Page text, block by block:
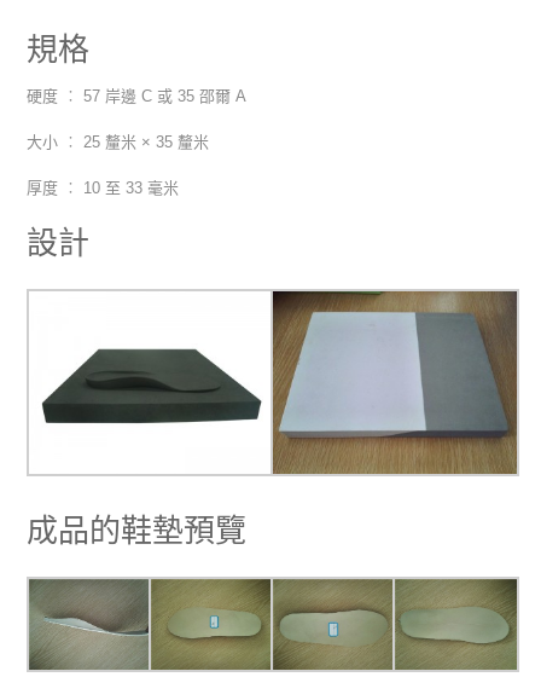
規格
硬度 ︰ 57 岸邊 C 或 35 邵爾 A
大小 ︰ 25 釐米 × 35 釐米
厚度 ︰ 10 至 33 毫米
設計
成品的鞋墊預覽